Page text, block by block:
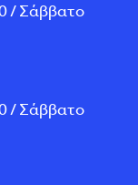
/ Σάββατο
/ Σάββατο